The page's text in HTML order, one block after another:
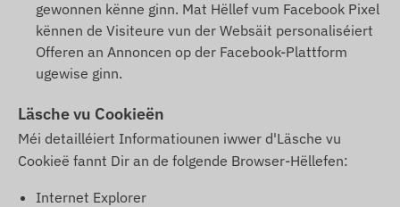
gewonnen kënne ginn. Mat Hëllef vum Facebook Pixel
kënnen de Visiteure vun der Websäit personaliséiert
Offeren an Annoncen op der Facebook-Plattform
ugewise ginn.
Läsche vu Cookieën
Méi detailléiert Informatiounen iwwer d'Läsche vu
Cookieë fannt Dir an de folgende Browser-Hëllefen:
Internet Explorer